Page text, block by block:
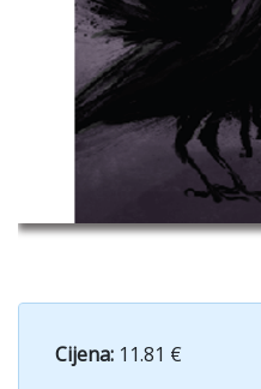
Cijena: 11.81 €